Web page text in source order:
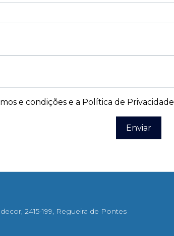
e condições e a Política de Privacidade
Enviar
2415-199, Regueira de Pontes